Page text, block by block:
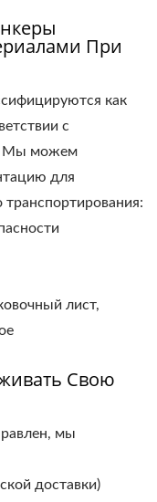
При
как
с
Мы можем
для
лист,
Свою
мы
доставки)